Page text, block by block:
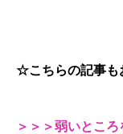
☆こちらの記事も
＞＞＞弱いとこ